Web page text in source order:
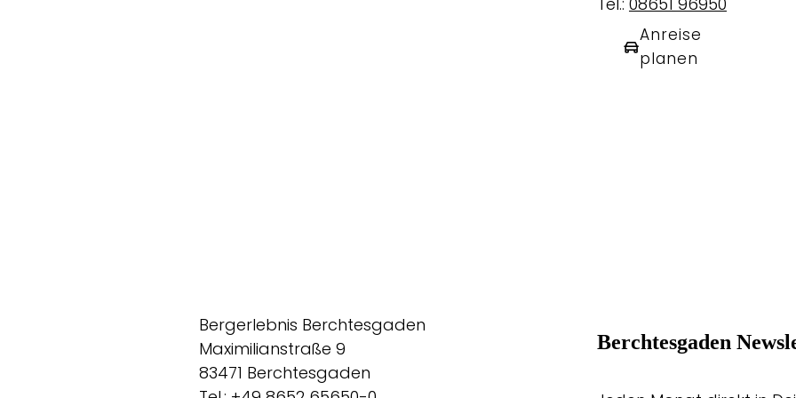
Anreise
planen
Bergerlebnis Berchtesgaden
Maximilianstraße 9
83471 Berchtesgaden
Berchtesgaden